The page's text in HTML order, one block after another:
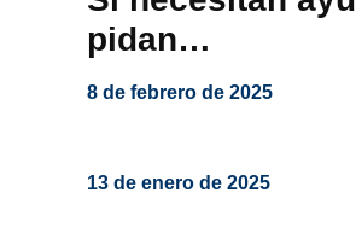
pidan…
8 de febrero de 2025
13 de enero de 2025